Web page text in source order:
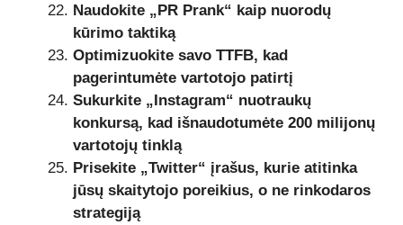
Naudokite „PR Prank“ kaip nuorodų
kūrimo taktiką
Optimizuokite savo TTFB, kad
pagerintumėte vartotojo patirtį
Sukurkite „Instagram“ nuotraukų
konkursą, kad išnaudotumėte 200 milijonų
vartotojų tinklą
Prisekite „Twitter“ įrašus, kurie atitinka
jūsų skaitytojo poreikius, o ne rinkodaros
strategiją